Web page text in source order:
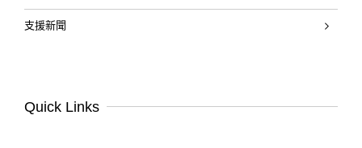
支援新聞
Quick Links